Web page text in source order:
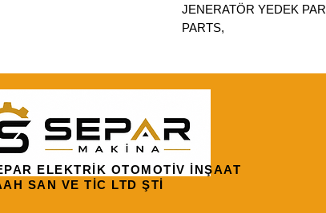
JENERATÖR YEDEK
PARTS,
ELEKTRİK OTOMOTİV İNŞAAT
SAN VE TİC LTD ŞTİ